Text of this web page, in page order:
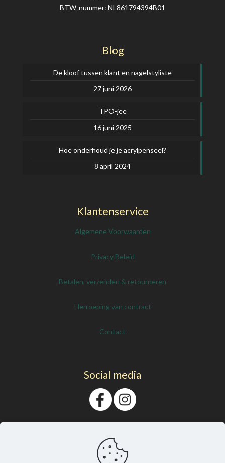
BTW-nummer: NL861794394B01
Blog
De kloof tussen klant en nagelstyliste
27 juni 2026
TPO-jee
16 juni 2025
Hoe onderhoud je je acrylpenseel?
8 april 2024
Klantenservice
Algemene Voorwaarden
Privacy Beleid
Betalen, verzenden & retourneren
Herroeping van contract
Contact
Social media